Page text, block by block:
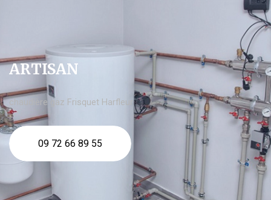
ARTISAN
chaudière gaz Frisquet Harfleur
09 72 66 89 55